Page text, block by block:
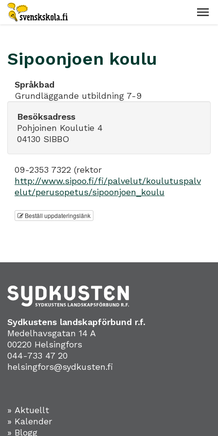
Sipoonjoen koulu
Språkbad
Grundläggande utbildning 7-9
Besöksadress
Pohjoinen Koulutie 4
04130 SIBBO
09-2353 7322 (rektor
http://www.sipoo.fi/fi/palvelut/koulutuspalv
elut/perusopetus/sipoonjoen_koulu
Beställ uppdateringslänk
Sydkustens landskapförbund r.f.
Medelhavsgatan 14 A
00220 Helsingfors
044-733 47 20
helsingfors@sydkusten.fi
» Aktuellt
» Kalender
» Blogg